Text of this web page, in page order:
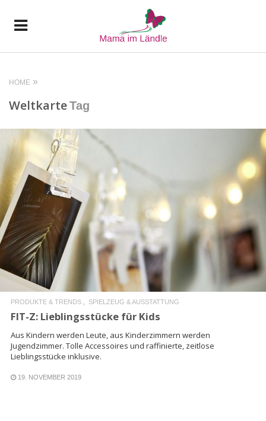
HOME
WeltkarteTag
READ MORE
PRODUKTE & TRENDS SPIELZEUG & AUSSTATTUNG
FIT-Z: Lieblingsstücke für Kids
Aus Kindern werden Leute, aus Kinderzimmern werden
Jugendzimmer. Tolle Accessoires und raffinierte, zeitlose
Lieblingsstücke inklusive.
19. NOVEMBER 2019